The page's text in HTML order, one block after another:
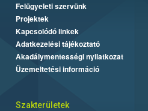
Felügyeleti szervünk
Projektek
Kapcsolódó linkek
Adatkezelési tájékoztató
Akadálymentességi nyilatkozat
Üzemeltetési információ
Szakterületek